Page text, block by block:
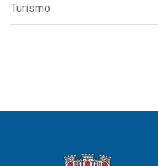
Turismo